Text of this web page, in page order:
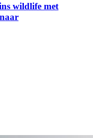
wildlife met